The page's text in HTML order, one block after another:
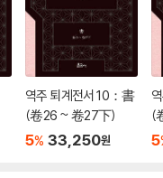
역주 퇴계전서 10：書
(卷26 ~ 卷27下)
5% 33,250원
(
5